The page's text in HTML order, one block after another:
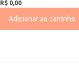
R$ 0,00
Adicionar ao carrinho